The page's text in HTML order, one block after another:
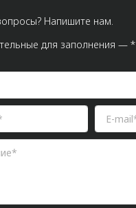
Напишите нам.
для заполнения — *